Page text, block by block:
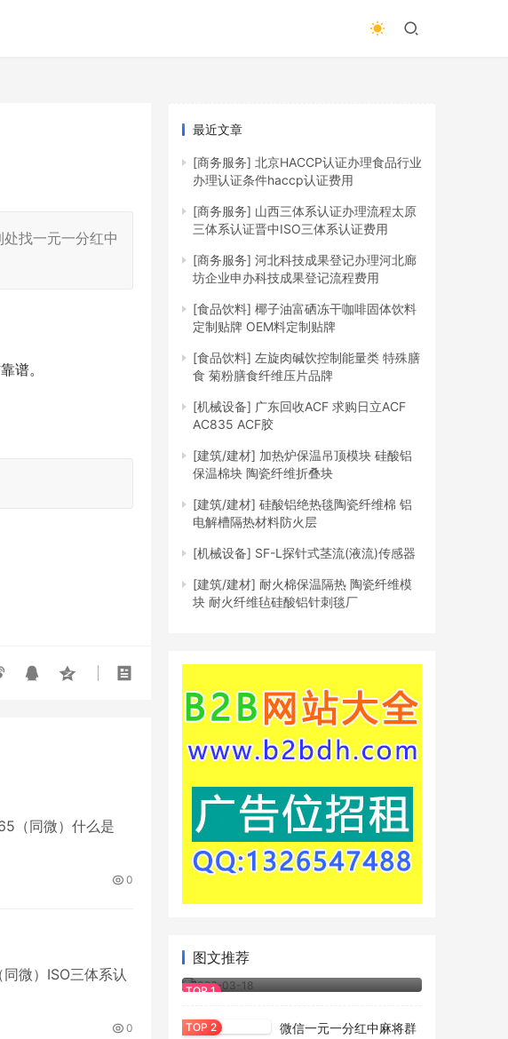
找一元一分红中
谱。
（同微）什么是
0
微）ISO三体系认
0
最近文章
[商务服务] 北京HACCP认证办理食品行业
办理认证条件haccp认证费用
[商务服务] 山西三体系认证办理流程太原
三体系认证晋中ISO三体系认证费用
[商务服务] 河北科技成果登记办理河北廊
坊企业申办科技成果登记流程费用
[食品饮料] 椰子油富硒冻干咖啡固体饮料
定制贴牌 OEM料定制贴牌
[食品饮料] 左旋肉碱饮控制能量类 特殊膳
食 菊粉膳食纤维压片品牌
[机械设备] 广东回收ACF 求购日立ACF
AC835 ACF胶
[建筑/建材] 加热炉保温吊顶模块 硅酸铝
保温棉块 陶瓷纤维折叠块
[建筑/建材] 硅酸铝绝热毯陶瓷纤维棉 铝
电解槽隔热材料防火层
[机械设备] SF-L探针式茎流(液流)传感器
[建筑/建材] 耐火棉保温隔热 陶瓷纤维模
块 耐火纤维毡硅酸铝针刺毯厂
图文推荐
正规一元一分红中麻将群
2026-03-18
微信一元一分红中麻将群